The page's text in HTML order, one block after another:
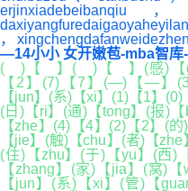
erjinxiadebeibanqiu，
，
—14小小 女开嫩苞-mba智库-
( )【 】( )【 】(感)【
【2】(7)【7】(—)【—】
【jun】(系)【xi】(1)【1】
(日)【ri】(通)【tong】(报)
【zhe】(4)【4】(2)【2】(
【jie】(触)【chu】(者)【
(住)【zhu】(于)【yu】(西)
【zhang】(家)【jia】(窝)
【jun】(系)【xi】(管)【